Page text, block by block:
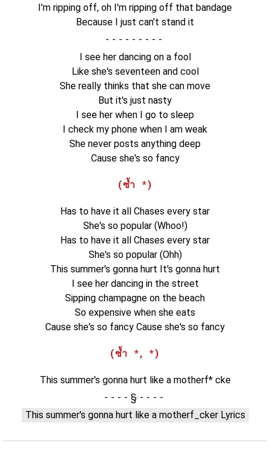
I'm ripping off, oh I'm ripping off that bandage
Because I just can't stand it
-
I see her dancing on a fool
Like she's seventeen and cool
She really thinks that she can move
But it's just nasty
I see her when I go to sleep
I check my phone when I am weak
She never posts anything deep
Cause she's so fancy
(ซ้ำ *)
Has to have it all Chases every star
She's so popular (Whoo!)
Has to have it all Chases every star
She's so popular (Ohh)
This summer's gonna hurt It's gonna hurt
I see her dancing in the street
Sipping champagne on the beach
So expensive when she eats
Cause she's so fancy Cause she's so fancy
(ซ้ำ *, *)
This summer's gonna hurt like a motherf* cke
§
This summer's gonna hurt like a motherf_cker Lyrics